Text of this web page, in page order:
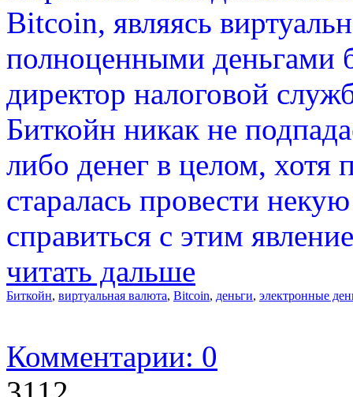
Bitcoin, являясь
полноценными деньгами
директор налоговой
Биткойн никак не
либо денег в целом, хотя
старалась провести
справиться с этим
читать дальше
Биткойн, виртуальная валюта, Bitcoin, деньги, электронные
Комментарии: 0